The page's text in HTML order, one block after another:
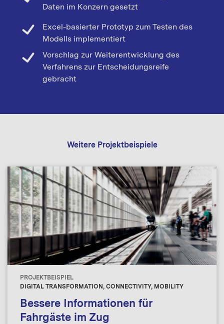
Daten im Konzern gesetzt
Excel-basierter Prototyp zum Testen des
Modells implementiert
Vorschlag zur Weiterentwicklung des
Verfahrens zur Entscheidungsreife
gebracht
Weitere Projektbeispiele
PROJEKTBEISPIEL
DIGITAL TRANSFORMATION, CONNECTIVITY, MOBILITY
Bessere Informationen für
Fahrgäste im Zug